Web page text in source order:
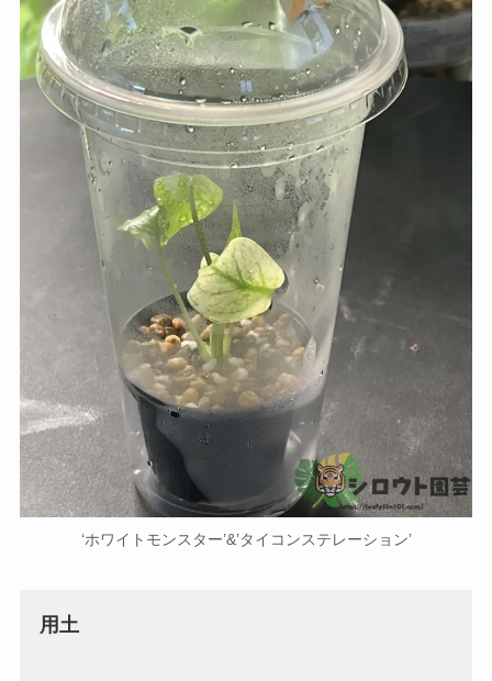
‘ホワイトモンスター’&’タイコンステレーション’
用土